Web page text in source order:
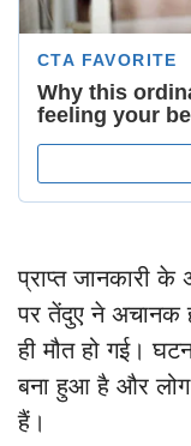
प्राप्त जानकारी के
पर तेंदुए ने अचानक
ही मौत हो गई।
बना हुआ है और लोग
हैं।